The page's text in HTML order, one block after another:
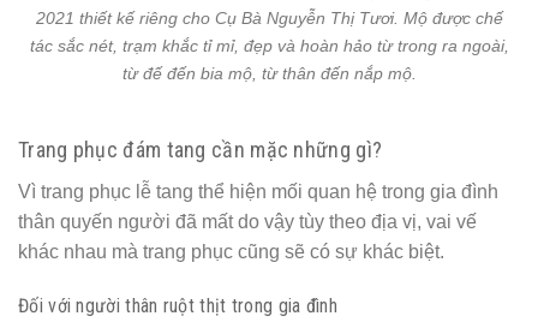
2021 thiết kế riêng cho Cụ Bà Nguyễn Thị Tươi. Mộ được chế
tác sắc nét, trạm khắc tỉ mỉ, đẹp và hoàn hảo từ trong ra ngoài,
từ đế đến bia mộ, từ thân đến nắp mộ.
Trang phục đám tang cần mặc những gì?
Vì trang phục lễ tang thể hiện mối quan hệ trong gia đình
thân quyến người đã mất do vậy tùy theo địa vị, vai vế
khác nhau mà trang phục cũng sẽ có sự khác biệt.
Đối với người thân ruột thịt trong gia đình